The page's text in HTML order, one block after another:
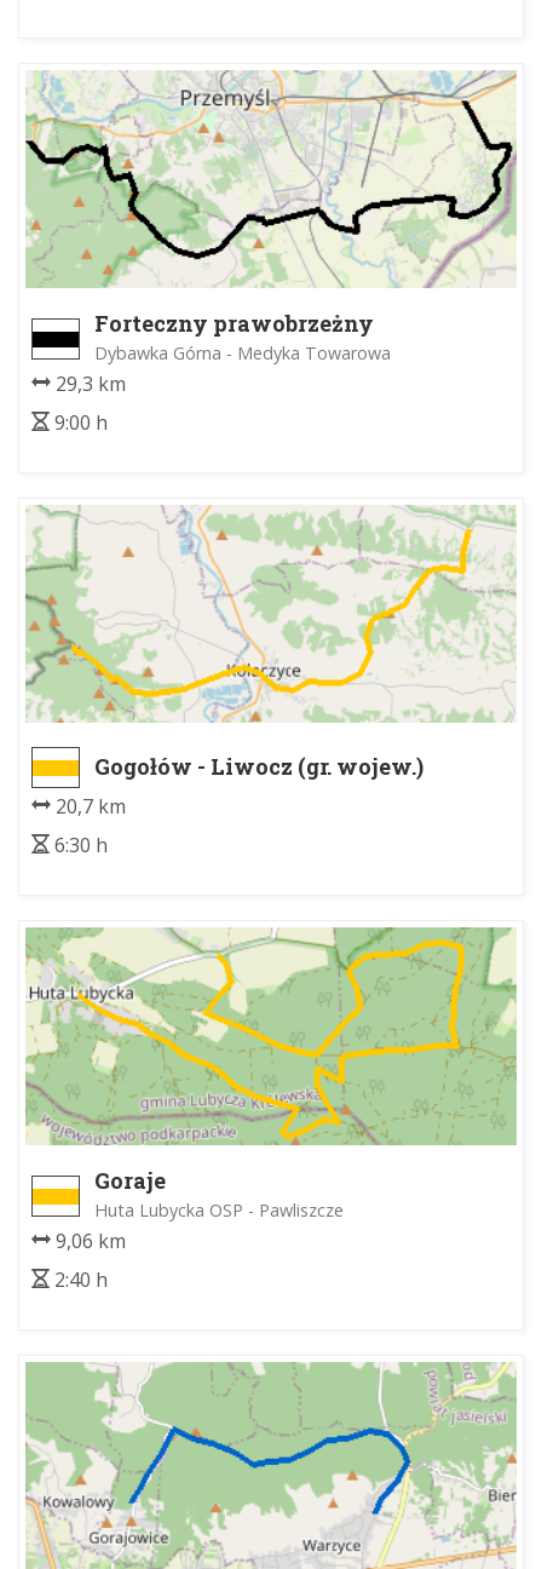
Forteczny prawobrzeżny
Dybawka Górna - Medyka Towarowa
29,3 km
9:00 h
Gogołów - Liwocz (gr. wojew.)
20,7 km
6:30 h
Goraje
Huta Lubycka OSP - Pawliszcze
9,06 km
2:40 h